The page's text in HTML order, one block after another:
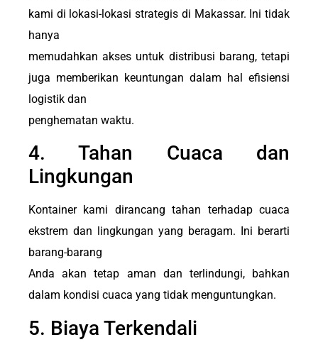
kami di lokasi-lokasi strategis di Makassar. Ini tidak
hanya
memudahkan akses untuk distribusi barang, tetapi
juga memberikan keuntungan dalam hal efisiensi
logistik dan
penghematan waktu.
4. Tahan Cuaca dan
Lingkungan
Kontainer kami dirancang tahan terhadap cuaca
ekstrem dan lingkungan yang beragam. Ini berarti
barang-barang
Anda akan tetap aman dan terlindungi, bahkan
dalam kondisi cuaca yang tidak menguntungkan.
5. Biaya Terkendali